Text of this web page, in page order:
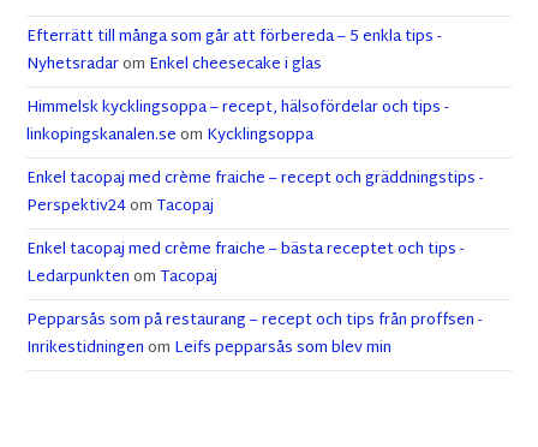
Efterrätt till många som går att förbereda – 5 enkla tips -
Nyhetsradarom Enkel cheesecake i glas
Himmelsk kycklingsoppa – recept, hälsofördelar och tips -
linkopingskanalen.seom Kycklingsoppa
Enkel tacopaj med crème fraiche – recept och gräddningstips -
Perspektiv24omTacopaj
Enkel tacopaj med crème fraiche – bästa receptet och tips -
LedarpunktenomTacopaj
Pepparsås som på restaurang – recept och tips från proffsen -
Inrikestidningenom Leifs pepparsås som blev min